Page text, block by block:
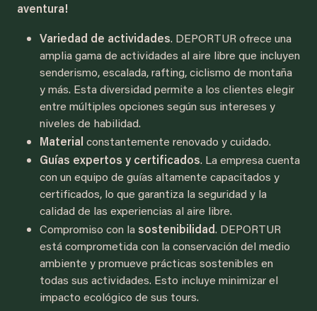
aventura!
Variedad de actividades. DEPORTUR ofrece una
amplia gama de actividades al aire libre que incluyen
senderismo, escalada, rafting, ciclismo de montaña
y más. Esta diversidad permite a los clientes elegir
entre múltiples opciones según sus intereses y
niveles de habilidad.
Material constantemente renovado y cuidado.
Guías expertos y certificados. La empresa cuenta
con un equipo de guías altamente capacitados y
certificados, lo que garantiza la seguridad y la
calidad de las experiencias al aire libre.
Compromiso con la sostenibilidad. DEPORTUR
está comprometida con la conservación del medio
ambiente y promueve prácticas sostenibles en
todas sus actividades. Esto incluye minimizar el
impacto ecológico de sus tours.